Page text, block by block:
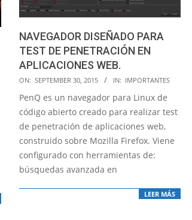
NAVEGADOR DISEÑADO PARA
TEST DE PENETRACIÓN EN
APLICACIONES WEB.
2015-
09-
30
ON: SEPTEMBER 30, 2015 IN: IMPORTANTES
PenQ es un navegador para Linux de
código abierto creado para realizar test
de penetración de aplicaciones web,
construido sobre Mozilla Firefox. Viene
configurado con herramientas de:
búsquedas avanzada en
LEER MÁS